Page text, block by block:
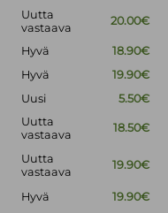
Uutta
vastaava
20.00€
Hyvä
18.90€
Hyvä
19.90€
Uusi 5.50€
Uutta
vastaava
18.50€
Uutta
vastaava
19.90€
Hyvä
19.90€